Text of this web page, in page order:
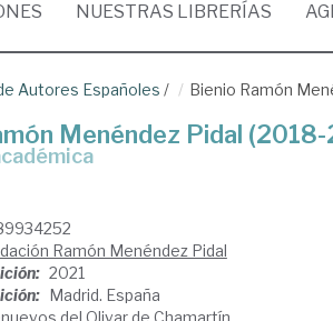
NUESTRAS LIBRERÍAS
Autores Españoles / Bienio Ramón
Menéndez Pidal
Ramón Menéndez Pidal
2021
Madrid. España
del Olivar de Chamartín